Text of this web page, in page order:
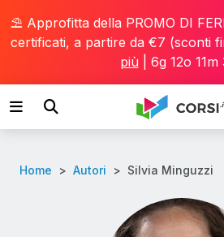
⛱️ Approfitta della PROMO DI
certificati, a partire da €7 (sconti
più
6g 12o 11m
Home Autori Silvia Minguzzi